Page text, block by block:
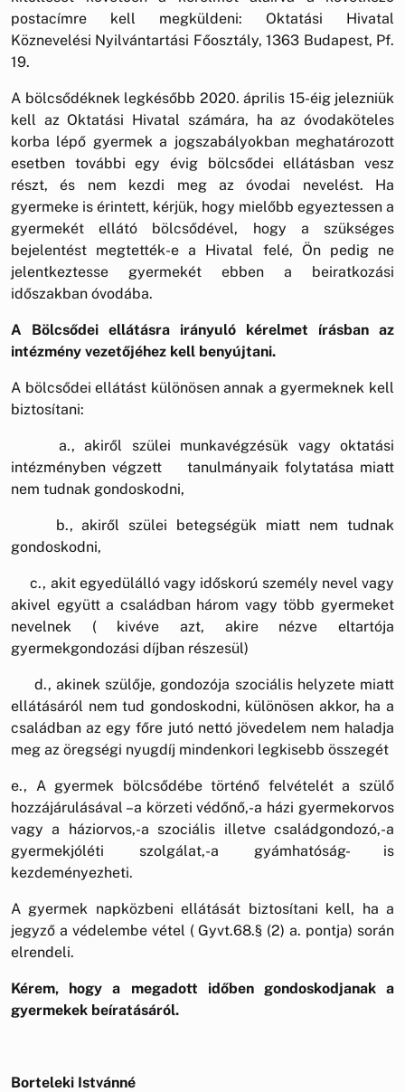
postacímre kell megküldeni: Oktatási Hivatal
Köznevelési Nyilvántartási Főosztály, 1363 Budapest, Pf.
19.
A bölcsődéknek legkésőbb 2020. április 15-éig jelezniük
kell az Oktatási Hivatal számára, ha az óvodaköteles
korba lépő gyermek a jogszabályokban meghatározott
esetben további egy évig bölcsődei ellátásban vesz
részt, és nem kezdi meg az óvodai nevelést. Ha
gyermeke is érintett, kérjük, hogy mielőbb egyeztessen a
gyermekét ellátó bölcsődével, hogy a szükséges
bejelentést megtették-e a Hivatal felé, Ön pedig ne
jelentkeztesse gyermekét ebben a beiratkozási
időszakban óvodába.
A Bölcsődei ellátásra irányuló kérelmet írásban az
intézmény vezetőjéhez kell benyújtani.
A bölcsődei ellátást különösen annak a gyermeknek kell
biztosítani:
a., akiről szülei munkavégzésük vagy oktatási
intézményben végzett tanulmányaik folytatása miatt
nem tudnak gondoskodni,
b., akiről szülei betegségük miatt nem tudnak
gondoskodni,
c., akit egyedülálló vagy időskorú személy nevel vagy
akivel együtt a családban három vagy több gyermeket
nevelnek ( kivéve azt, akire nézve eltartója
gyermekgondozási díjban részesül)
d., akinek szülője, gondozója szociális helyzete miatt
ellátásáról nem tud gondoskodni, különösen akkor, ha a
családban az egy főre jutó nettó jövedelem nem haladja
meg az öregségi nyugdíj mindenkori legkisebb összegét
e., A gyermek bölcsődébe történő felvételét a szülő
hozzájárulásával –a körzeti védőnő,-a házi gyermekorvos
vagy a háziorvos,-a szociális illetve családgondozó,-a
gyermekjóléti szolgálat,-a gyámhatóság- is
kezdeményezheti.
A gyermek napközbeni ellátását biztosítani kell, ha a
jegyző a védelembe vétel ( Gyvt.68.§ (2) a. pontja) során
elrendeli.
Kérem, hogy a megadott időben gondoskodjanak a
gyermekek beíratásáról.
Borteleki Istvánné